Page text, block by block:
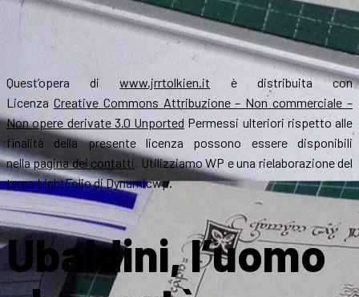
Quest’opera diwww.jrrtolkien.it è distribuita con
Licenza Creative Commons Attribuzione – Non commerciale –
Non opere derivate 3.0 Unported Permessi ulteriori rispetto alle
finalità della presente licenza possono essere disponibili
nellapagina dei contatti. Utilizziamo WP e una rielaborazione del
tema LightFolio di Dynamicwp.
Ubaldini, l’uomo